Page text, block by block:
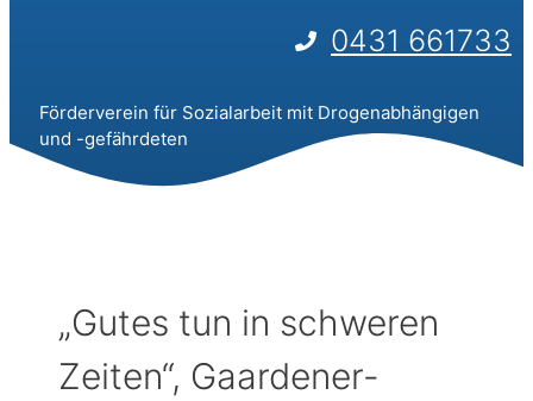
0431 661733
Förderverein für Sozialarbeit mit Drogenabhängigen
und -gefährdeten
„Gutes tun in schweren
Zeiten“, Gaardener-